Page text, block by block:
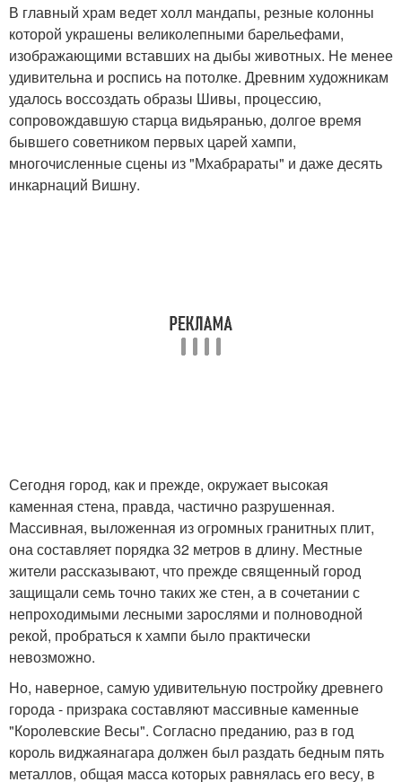
В главный храм ведет холл мандапы, резные колонны
которой украшены великолепными барельефами,
изображающими вставших на дыбы животных. Не менее
удивительна и роспись на потолке. Древним художникам
удалось воссоздать образы Шивы, процессию,
сопровождавшую старца видьяранью, долгое время
бывшего советником первых царей хампи,
многочисленные сцены из "Мхабрараты" и даже десять
инкарнаций Вишну.
Сегодня город, как и прежде, окружает высокая
каменная стена, правда, частично разрушенная.
Массивная, выложенная из огромных гранитных плит,
она составляет порядка 32 метров в длину. Местные
жители рассказывают, что прежде священный город
защищали семь точно таких же стен, а в сочетании с
непроходимыми лесными зарослями и полноводной
рекой, пробраться к хампи было практически
невозможно.
Но, наверное, самую удивительную постройку древнего
города - призрака составляют массивные каменные
"Королевские Весы". Согласно преданию, раз в год
король виджаянагара должен был раздать бедным пять
металлов, общая масса которых равнялась его весу, в